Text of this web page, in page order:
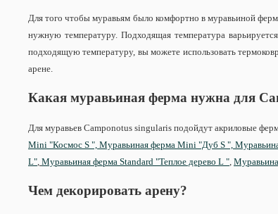
Для того чтобы муравьям было комфортно в муравьиной
нужную температуру. Подходящая температура
подходящую температуру, вы можете использовать
арене.
Какая муравьиная ферма нужна для
Для муравьев Camponotus singularis подойдут акриловые
Mini "Космос S ", Муравьиная ферма Mini "Дуб S ",
L" Муравьиная ферма Standard "Теплое дерево L "
Чем декорировать арену?